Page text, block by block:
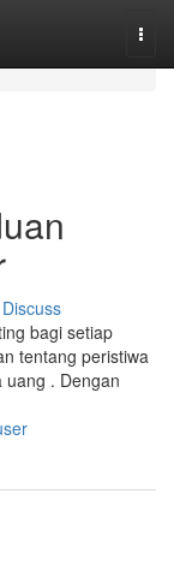
Discuss
bagi setiap
tentang peristiwa
. Dengan